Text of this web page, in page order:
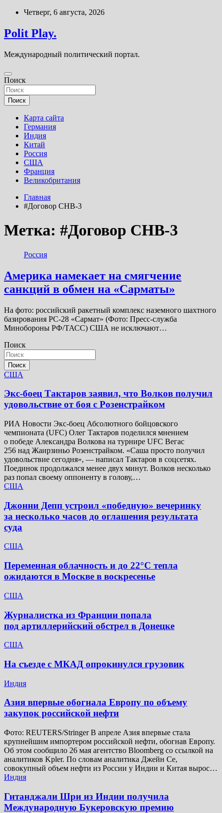
Перейти
содержимому
Четверг, 6 августа, 2026
Polit Play.
Международный политический портал.
Поиск
Поиск
Карта сайта
Германия
Индия
Китай
Россия
США
Франция
Великобритания
Главная
#Договор СНВ-3
Метка: #Договор СНВ-3
Россия
Америка намекает на смягчение
санкций в обмен на «Сарматы»
На фото: российский ракетный комплекс наземного шахтного
базирования РС-28 «Сармат» (Фото: Пресс-служба
Минобороны РФ/ТАСС) США не исключают…
Поиск
Поиск
США
Экс-боец Тактаров заявил, что Волков получил
удовольствие от боя с Розенстрайком
РИА Новости Экс-боец Абсолютного бойцовского
чемпионата (UFC) Олег Тактаров поделился мнением
о победе Александра Волкова на турнире UFC Вегас
256 над Жаирзиньо Розенстрайком. «Саша просто получил
удовольствие сегодня», — написал Тактаров в соцсетях.
Поединок продолжался менее двух минут. Волков несколько
раз попал своему оппоненту в голову,…
США
Джонни Депп устроил «победную» вечеринку
за несколько часов до оглашения результата
суда
США
Переменная облачность и до 22°C тепла
ожидаются в Москве в воскресенье
США
Журналистка из Франции попала
под артиллерийский обстрел в Донецке
США
На съезде с МКАД опрокинулся грузовик
Индия
Азия впервые обогнала Европу по объему
закупок российской нефти
Фото: REUTERS/Stringer В апреле Азия впервые стала
крупнейшим импортером российской нефти, обогнав Европу.
Об этом сообщило 26 мая агентство Bloomberg со ссылкой на
аналитиков Kpler. По словам аналитика Джейн Се,
совокупный объем нефти из России у Индии и Китая вырос…
Индия
Гитанджали Шри из Индии получила
Международную Букеровскую премию